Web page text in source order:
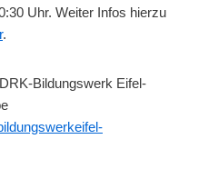
Uhr. Weiter Infos hierzu
.
Bildungswerk Eifel-